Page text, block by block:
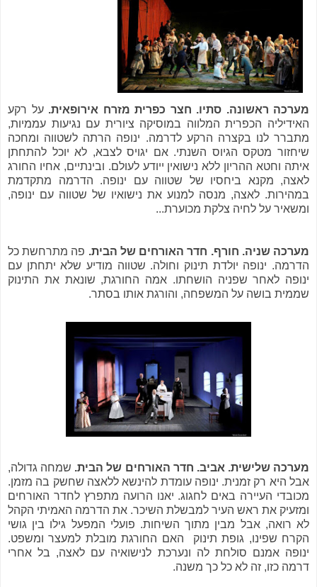
מערכה ראשונה. סתיו. חצר כפרית מזרח אירופאית. על רקע
האידיליה הכפרית המלווה במוסיקה ציורית עם נגיעות עממיות,
מתברר לנו בקצרה הרקע לדרמה. ינופה הרתה לשטווה ומחכה
שיחזור מטקס הגיוס השנתי. אם יגויס לצבא, לא יוכל להתחתן
איתה וחטא ההריון ללא נישואין ייודע לעולם. ובינתיים, אחיו החורג
לאצה, מקנא ביחסיו של שטווה עם ינופה. הדרמה מתקדמת
במהירות. לאצה, מנסה למנוע את נישואיו של שטווה עם ינופה,
ומשאיר על לחיה צלקת מכוערת...
מערכה שניה. חורף. חדר האורחים של הבית. פה מתרחשת כל
הדרמה. ינופה יולדת תינוק וחולה. שטווה מודיע שלא יתחתן עם
ינופה לאחר שפניה הושחתו. אמה החורגת, שונאת את התינוק
שממית בושה על המשפחה, והורגת אותו בסתר.
מערכה שלישית. אביב. חדר האורחים של הבית. שמחה גדולה,
אבל היא רק זמנית. ינופה עומדת להינשא ללאצה שחשק בה מזמן.
מכובדי העיירה באים לחגוג. יאנו הרועה מתפרץ לחדר האורחים
ומזעיק את ראש העיר למבשלת השיכר. את הדרמה האמיתי הקהל
לא רואה, אבל מבין מתוך השיחות. פועלי המפעל גילו בין גושי
הקרח שפינו, גופת תינוק האם החורגת מובלת למעצר ומשפט.
ינופה אמנם סולחת לה ונערכת לנישואיה עם לאצה, בל אחרי
דרמה כזו, זה לא כל כך משנה.